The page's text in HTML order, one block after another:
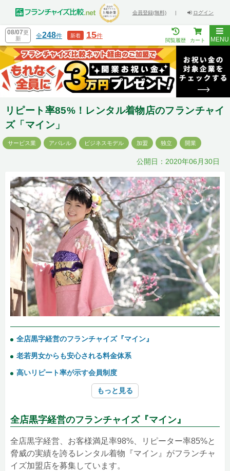
会員登録(無料) | ログイン
08/07更
新
全248件 新着 15件
閲覧履歴 カート MENU
リピート率85%！レンタル着物店のフランチャイ
ズ「マイン」
サービス業 アパレル ビジネスモデル 加盟 独立 開業
公開日：2020年06月30日
全店黒字経営のフランチャイズ『マイン』
老若男女からも安心される料金体系
高いリピート率が示す会員制度
もっと見る
全店黒字経営のフランチャイズ『マイン』
全店黒字経営、お客様満足率98%、リピーター率85%と
脅威の実績を誇るレンタル着物『マイン』がフランチャ
イズ加盟店を募集しています。